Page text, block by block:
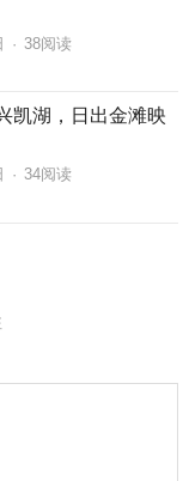
· 38阅读
凯湖，日出金滩映
· 34阅读